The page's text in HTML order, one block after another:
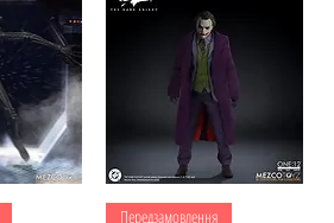
Швидкий перегляд
Передзамовлення